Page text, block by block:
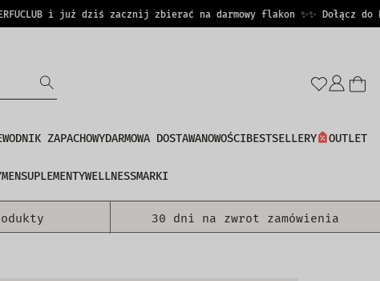
i już dziś zacznij zbierać na darmowy flakon ✨✨ Dołącz do
ZAPACHOWYDARMOWA DOSTAWANOWOŚCIBESTSELLERY OUTLET
MENSUPLEMENTYWELLNESSMARKI
30 dni na zwrot zamówienia